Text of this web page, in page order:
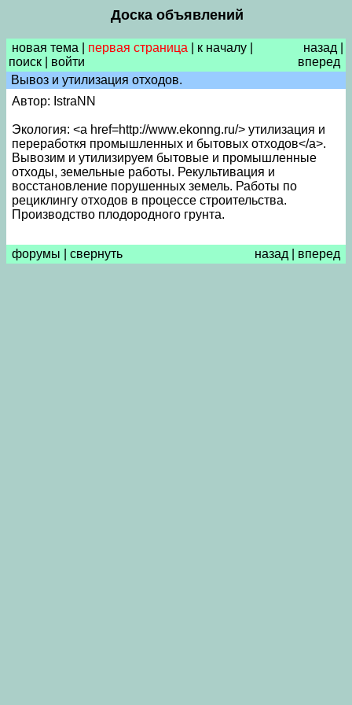
Доска объявлений
новая тема первая страница к началу
поиск
войти
назад
вперед
Вывоз и утилизация отходов.
Автор: IstraNN
Экология: <a href=http://www.ekonng.ru/> утилизация и
переработкя промышленных и бытовых отходов</a>.
Вывозим и утилизируем бытовые и промышленные
отходы, земельные работы. Рекультивация и
восстановление порушенных земель. Работы по
рециклингу отходов в процессе строительства.
Производство плодородного грунта.
форумы свернуть назад вперед